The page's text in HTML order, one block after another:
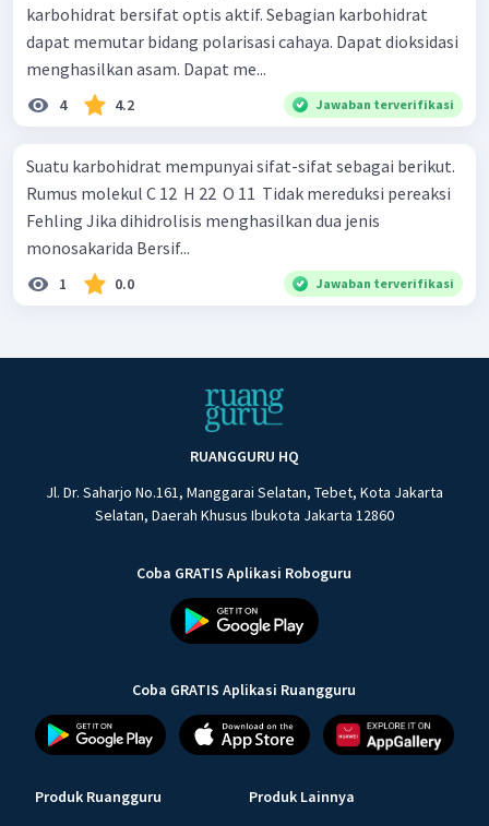
karbohidrat bersifat optis aktif. Sebagian karbohidrat
dapat memutar bidang polarisasi cahaya. Dapat dioksidasi
menghasilkan asam. Dapat me...
4 4.2 Jawaban terverifikasi
Suatu karbohidrat mempunyai sifat-sifat sebagai berikut.
Rumus molekul C 12 ​ H 22 ​ O 11 ​ Tidak mereduksi pereaksi
Fehling Jika dihidrolisis menghasilkan dua jenis
monosakarida Bersif...
1 0.0 Jawaban terverifikasi
RUANGGURU HQ
Jl. Dr. Saharjo No.161, Manggarai Selatan, Tebet, Kota Jakarta
Selatan, Daerah Khusus Ibukota Jakarta 12860
Coba GRATIS Aplikasi Roboguru
Coba GRATIS Aplikasi Ruangguru
Produk Ruangguru Produk Lainnya